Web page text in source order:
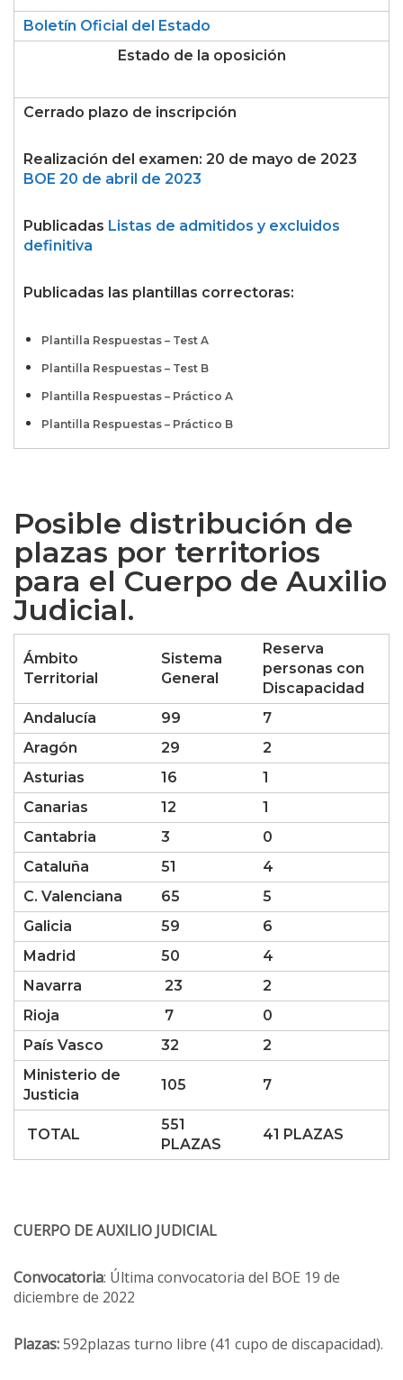
Boletín Oficial del Estado
Estado de la oposición
Cerrado plazo de inscripción
Realización del examen: 20 de mayo de 2023
BOE 20 de abril de 2023
Publicadas Listas de admitidos y excluidos
definitiva
Publicadas las plantillas correctoras:
Plantilla Respuestas – Test A
Plantilla Respuestas – Test B
Plantilla Respuestas – Práctico A
Plantilla Respuestas – Práctico B
Posible distribución de
plazas por territorios
para el Cuerpo de Auxilio
Judicial.
Ámbito
Territorial
Sistema
General
Reserva
personas con
Discapacidad
Andalucía
99
7
Aragón
29
2
Asturias
16
1
Canarias
12
1
Cantabria
3
0
Cataluña
51
4
C. Valenciana
65
5
Galicia
59
6
Madrid
50
4
Navarra
23
2
Rioja
7
0
País Vasco
32
2
Ministerio de
Justicia
105 7
TOTAL
551
PLAZAS
41 PLAZAS
CUERPO DE AUXILIO JUDICIAL
Convocatoria: Última convocatoria del BOE 19 de
diciembre de 2022
Plazas:592plazas turno libre (41 cupo de discapacidad).